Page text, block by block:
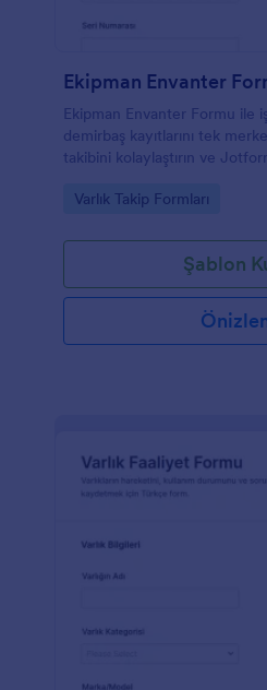
Ekipman Envanter
Ekipman Envanter Formu ile
demirbaş kayıtlarını tek
takibini kolaylaştırın ve
Go to Category:
Varlık Takip Formları
Şablon